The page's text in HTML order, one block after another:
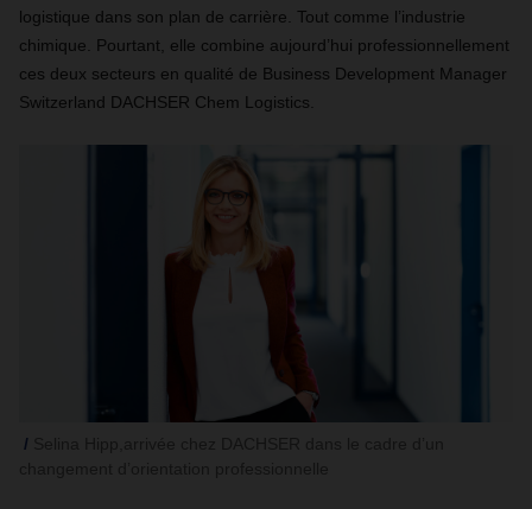
logistique dans son plan de carrière. Tout comme l’industrie
chimique. Pourtant, elle combine aujourd’hui professionnellement
ces deux secteurs en qualité de Business Development Manager
Switzerland DACHSER Chem Logistics.